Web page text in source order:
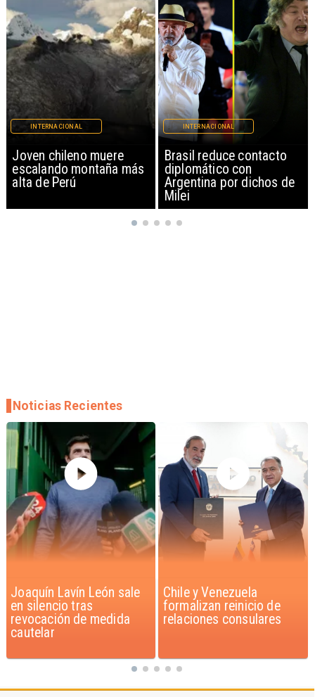
Brasil reduce contacto
diplomático con
Argentina por dichos de
INTERNACIONAL
China restringe
exportación de drones a
EEUU y sanciona
empresas
INTERNACIONAL
Chile y Venezuela
formalizan reinicio de
relaciones consulares
Feriantes rechazan
dichos de Camila Flores
sobre Fabiola Campillai
Noticias Recientes